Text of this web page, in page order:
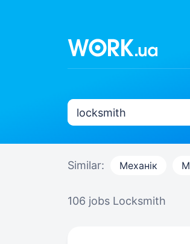
Similar: Механік
106 jobs Locksmith